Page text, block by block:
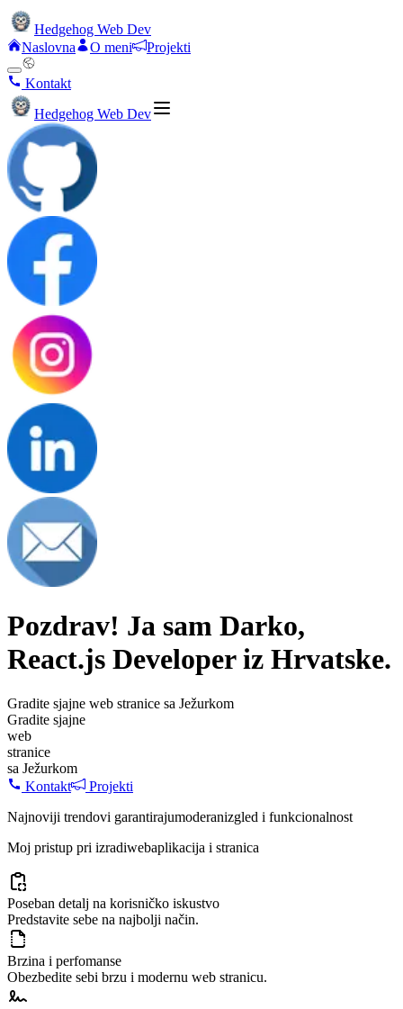
Hedgehog Web Dev
Naslovna
O meni Projekti
Kontakt
Hedgehog Web Dev
Pozdrav! Ja sam Darko,
React.js Developer iz Hrvatske.
Gradite sjajne web stranice sa Ježurkom
Gradite sjajne
web
stranice
sa Ježurkom
Kontakt
Projekti
Najnoviji trendovi garantirajumoderanizgled i funkcionalnost
Moj pristup pri izradiwebaplikacija i stranica
Poseban detalj na korisničko iskustvo
Predstavite sebe na najbolji način.
Brzina i perfomanse
Obezbedite sebi brzu i modernu web stranicu.